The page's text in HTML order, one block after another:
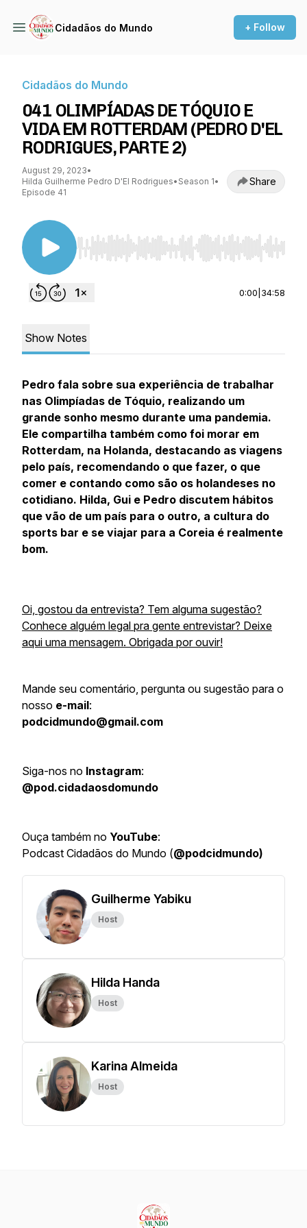
Cidadãos do Mundo + Follow
Cidadãos do Mundo
041 OLIMPÍADAS DE TÓQUIO E
VIDA EM ROTTERDAM (PEDRO D'EL
RODRIGUES, PARTE 2)
August 29, 2023•
Hilda Guilherme Pedro D'El Rodrigues• Season 1•
Episode 41
Share
Use Left/Right to seek, Home/End to jump to
0:00 34:58
Show Notes
Pedro fala sobre sua experiência de trabalhar
nas Olimpíadas de Tóquio, realizando um
grande sonho mesmo durante uma pandemia.
Ele compartilha também como foi morar em
Rotterdam, na Holanda, destacando as viagens
pelo país, recomendando o que fazer, o que
comer e contando como são os holandeses no
cotidiano. Hilda, Gui e Pedro discutem hábitos
que vão de um país para o outro, a cultura do
sports bar e se viajar para a Coreia é realmente
bom.
Oi, gostou da entrevista? Tem alguma sugestão?
Conhece alguém legal pra gente entrevistar? Deixe
aqui uma mensagem. Obrigada por ouvir!
Mande seu comentário, pergunta ou sugestão para o
nosso e-mail:
podcidmundo@gmail.com
Siga-nos no Instagram:
@pod.cidadaosdomundo
Ouça também no YouTube:
Podcast Cidadãos do Mundo (@podcidmundo)
Guilherme Yabiku
Host
Hilda Handa
Host
Karina Almeida
Host